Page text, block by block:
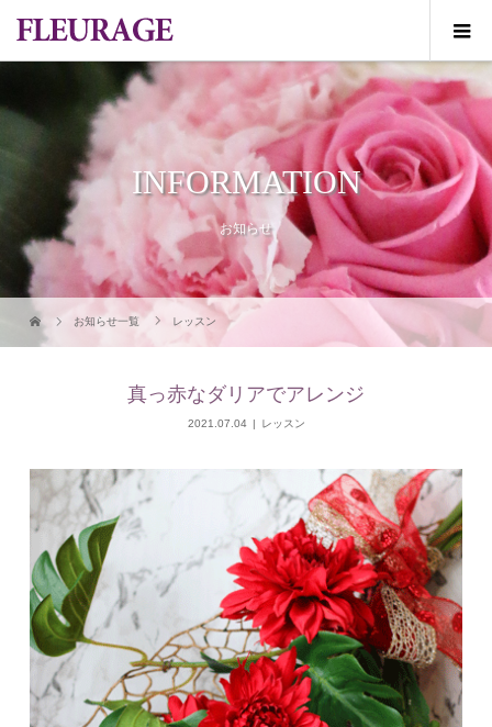
INFORMATION
お知らせ
お知らせ一覧 レッスン
真っ赤なダリアでアレンジ
2021.07.04 レッスン